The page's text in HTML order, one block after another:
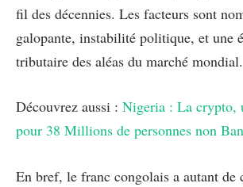
fil des décennies. Les facteurs sont
galopante, instabilité politique, et une
tributaire des aléas du marché mondial.
Découvrez aussi : Nigeria : La crypto,
pour 38 Millions de personnes non
En bref, le franc congolais a autant de